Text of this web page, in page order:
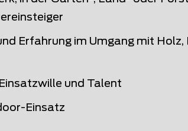
Erfahrung im Umgang mit Holz,
und Talent
Einsatz